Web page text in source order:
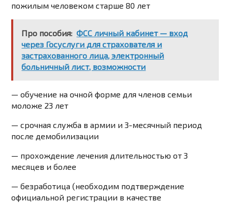
пожилым человеком старше 80 лет
Про пособия: ФСС личный кабинет — вход
через Госуслуги для страхователя и
застрахованного лица, электронный
больничный лист, возможности
— обучение на очной форме для членов семьи
моложе 23 лет
— срочная служба в армии и 3-месячный период
после демобилизации
— прохождение лечения длительностью от 3
месяцев и более
— безработица (необходим подтверждение
официальной регистрации в качестве